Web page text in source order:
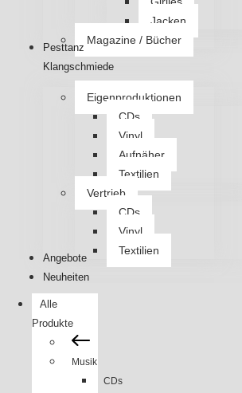
Jacken
Magazine / Bücher
Pesttanz
Klangschmiede
Eigenproduktionen
CDs
Vinyl
Aufnäher
Textilien
Vertrieb
CDs
Vinyl
Textilien
Angebote
Neuheiten
Alle
Produkte
Musik
CDs